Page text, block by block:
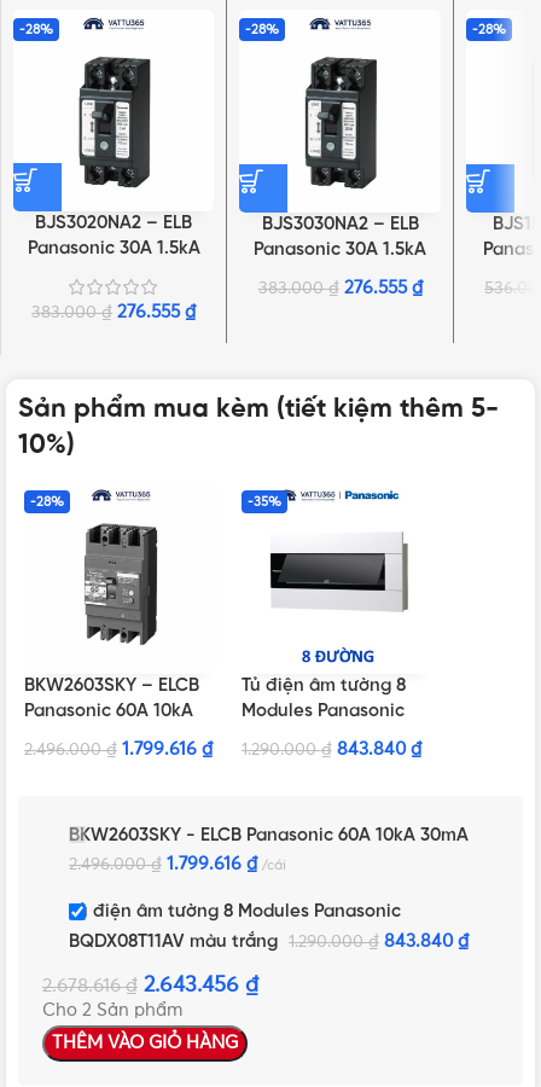
-28%
BJS3020NA2 – ELB
Panasonic 30A 1.5kA
383.000₫ 276.555₫
-28%
BJS3030NA2 – ELB
Panasonic 30A 1.5kA
30mA
383.000₫ 276.555 ₫
-28%
Sản phẩm mua kèm (tiết kiệm thêm 5-
10%)
-28%
BKW2603SKY – ELCB
Panasonic 60A 10kA
2.496.000₫ 1.799.616 ₫
-35%
Tủ điện âm tường 8
Modules Panasonic
BQDX08T11AV màu
1.290.000₫ 843.840 ₫
BKW2603SKY - ELCB Panasonic 60A 10kA 30mA
2.496.000₫ 1.799.616 ₫ cái
Tủ điện âm tường 8 Modules Panasonic
BQDX08T11AV màu trắng
1.290.000₫ 843.840 ₫
2.678.616₫ 2.643.456 ₫
Cho 2 Sản phẩm
THÊM VÀO GIỎ HÀNG
NHẤN ĐỂ XEM TIẾP (THU GỌN)